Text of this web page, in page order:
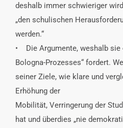
deshalb immer schwieriger
„den schulischen
werden.“
• Die Argumente, weshalb sie
Bologna-Prozesses“ fordert.
seiner Ziele, wie klare und
Erhöhung der
Mobilität, Verringerung der
hat und überdies „nie